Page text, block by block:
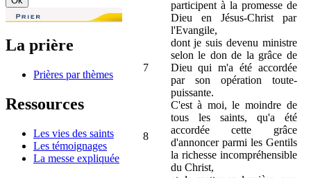
La prière
Prières par thèmes
Ressources
Les vies des saints
Les témoignages
La messe expliquée
participent à la promesse de
Dieu en Jésus-Christ par
l'Evangile,
7
dont je suis devenu ministre
selon le don de la grâce de
Dieu qui m'a été accordée
par son opération toute-
puissante.
8
C'est à moi, le moindre de
tous les saints, qu'a été
accordée cette grâce
d'annoncer parmi les Gentils
la richesse incompréhensible
du Christ,